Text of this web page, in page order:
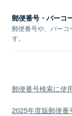
郵便番号・バーコ
郵便番号や、バーコ
す。
郵便番号検索に使
2025年度版郵便番